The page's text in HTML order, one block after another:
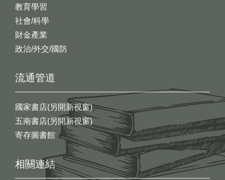
教育學習
社會/科學
財金產業
政治/外交/國防
流通管道
國家書店(另開新視窗)
五南書店(另開新視窗)
寄存圖書館
相關連結